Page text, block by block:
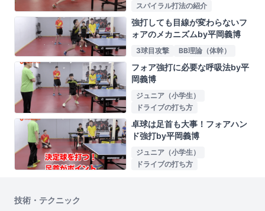
スパイラル打法の紹介
強打しても目線が変わらないフ
ォアのメカニズムby平岡義博
3球目攻撃 BB理論（体幹）
フォア強打に必要な呼吸法by平
岡義博
ジュニア（小学生）
ドライブの打ち方
卓球は足首も大事！フォアハン
ド強打by平岡義博
ジュニア（小学生）
ドライブの打ち方
技術・テクニック